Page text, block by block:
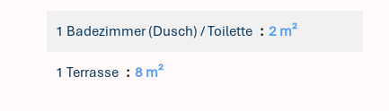
1 Badezimmer (Dusch) / Toilette 2 m²
1 Terrasse 8 m²